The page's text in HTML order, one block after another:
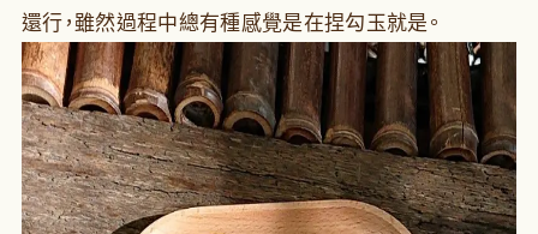
還行，雖然過程中總有種感覺是在捏勾玉就是。